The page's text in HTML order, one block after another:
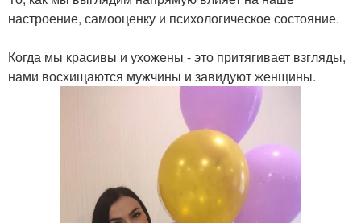
настроение, самооценку и психологическое состояние.
Когда мы красивы и ухожены - это притягивает взгляды,
нами восхищаются мужчины и завидуют женщины.